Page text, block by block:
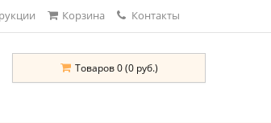
Корзина Контакты
Товаров 0 (0 руб.)